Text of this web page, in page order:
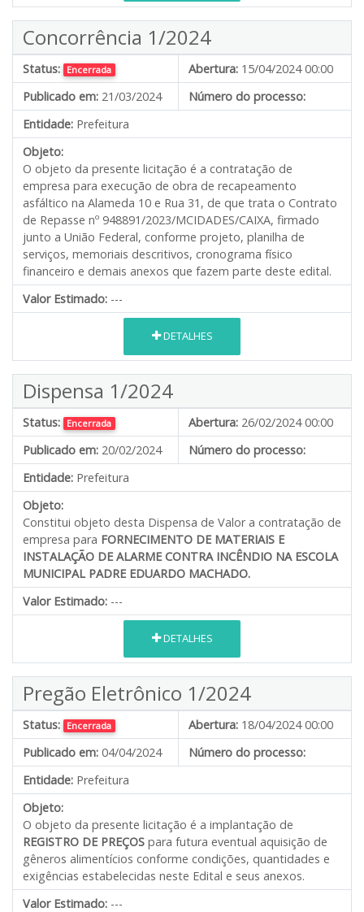
Concorrência 1/2024
Status: Encerrada Abertura: 15/04/2024 00:00
Publicado em: 21/03/2024
Número do processo:
Entidade: Prefeitura
Objeto:
O objeto da presente licitação é a contratação de
empresa para execução de obra de recapeamento
asfáltico na Alameda 10 e Rua 31, de que trata o Contrato
de Repasse nº 948891/2023/MCIDADES/CAIXA, firmado
junto a União Federal, conforme projeto, planilha de
serviços, memoriais descritivos, cronograma físico
financeiro e demais anexos que fazem parte deste edital.
Valor Estimado: ---
DETALHES
Dispensa 1/2024
Status: Encerrada Abertura: 26/02/2024 00:00
Publicado em: 20/02/2024
Número do processo:
Entidade: Prefeitura
Objeto:
Constitui objeto desta Dispensa de Valor a contratação de
empresa para FORNECIMENTO DE MATERIAIS E
INSTALAÇÃO DE ALARME CONTRA INCÊNDIO NA ESCOLA
MUNICIPAL PADRE EDUARDO MACHADO.
Valor Estimado: ---
DETALHES
Pregão Eletrônico 1/2024
Status: Encerrada Abertura: 18/04/2024 00:00
Publicado em: 04/04/2024
Número do processo:
Entidade: Prefeitura
Objeto:
O objeto da presente licitação é a implantação de
REGISTRO DE PREÇOS para futura eventual aquisição de
gêneros alimentícios conforme condições, quantidades e
exigências estabelecidas neste Edital e seus anexos.
Valor Estimado: ---